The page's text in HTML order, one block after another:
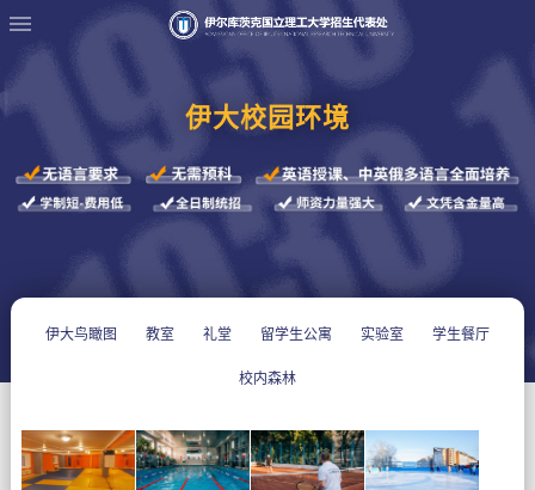
伊大校园环境
伊大鸟瞰图 教室 礼堂 留学生公寓 实验室 学生餐厅
校内森林